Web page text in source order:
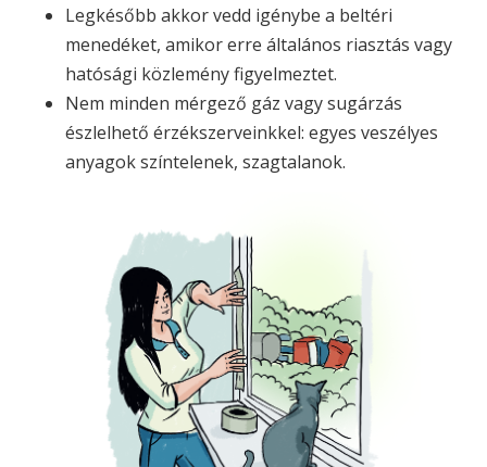
Legkésőbb akkor vedd igénybe a beltéri
menedéket, amikor erre általános riasztás vagy
hatósági közlemény figyelmeztet.
Nem minden mérgező gáz vagy sugárzás
észlelhető érzékszerveinkkel: egyes veszélyes
anyagok színtelenek, szagtalanok.